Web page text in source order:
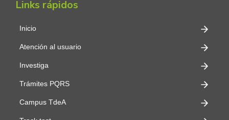
Links rápidos
Inicio
Atención al usuario
Investiga
Trámites PQRS
Campus TdeA